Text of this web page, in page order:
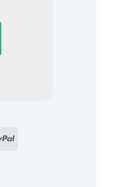
PayPal